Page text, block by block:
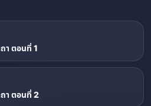
า ตอนที่ 1
า ตอนที่ 2